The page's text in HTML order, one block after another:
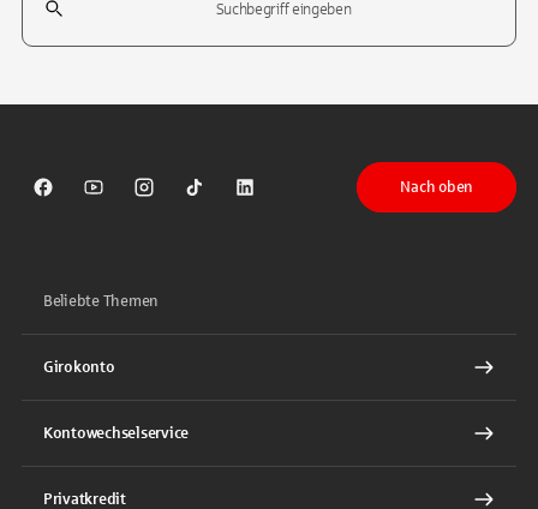
Sparkasse auf Facebook
Sparkasse auf Youtube
Sparkasse auf Instagram
Sparkasse auf TikTok
Sparkasse auf LinkedIn
Nach oben
Beliebte Themen
Girokonto
Kontowechselservice
Privatkredit